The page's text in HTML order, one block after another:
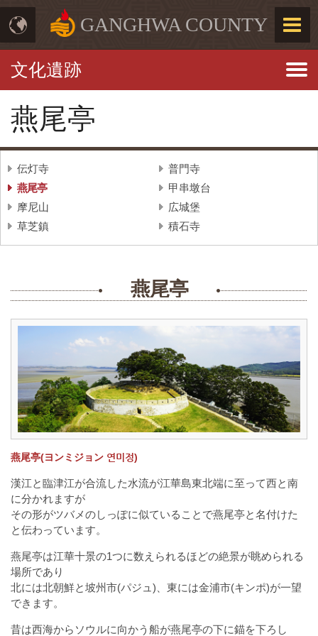
GANGHWA COUNTY
文化遺跡
燕尾亭
伝灯寺
普門寺
燕尾亭
甲串墩台
摩尼山
広城堡
草芝鎮
積石寺
燕尾亭
燕尾亭(ヨンミジョン 연미정)
漢江と臨津江が合流した水流が江華島東北端に至って西と南
に分かれますが
その形がツバメのしっぽに似ていることで燕尾亭と名付けた
と伝わっています。
燕尾亭は江華十景の1つに数えられるほどの絶景が眺められる
場所であり
北には北朝鮮と坡州市(パジュ)、東には金浦市(キンポ)が一望
できます。
昔は西海からソウルに向かう船が燕尾亭の下に錨を下ろし